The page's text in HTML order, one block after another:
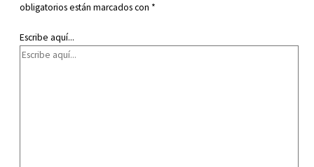
obligatorios están marcados con *
Escribe aquí...